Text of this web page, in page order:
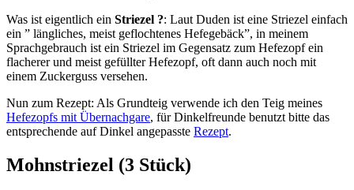
Was ist eigentlich ein Striezel ?: Laut Duden ist eine Striezel einfach
ein ” längliches, meist geflochtenes Hefegebäck”, in meinem
Sprachgebrauch ist ein Striezel im Gegensatz zum Hefezopf ein
flacherer und meist gefüllter Hefezopf, oft dann auch noch mit
einem Zuckerguss versehen.
Nun zum Rezept: Als Grundteig verwende ich den Teig meines
Hefezopfs mit Übernachgare, für Dinkelfreunde benutzt bitte das
entsprechende auf Dinkel angepasste Rezept.
Mohnstriezel (3 Stück)